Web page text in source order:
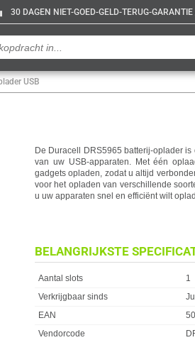
30 DAGEN NIET-GOED-GELD-TERUG-
USB
De Duracell DRS5965 batterij-oplader
van uw USB-apparaten. Met één
gadgets opladen, zodat u altijd
voor het opladen van verschillende
u uw apparaten snel en efficiënt wilt
BELANGRIJKSTE
Eigenschap
Aantal slots
1
Verkrijgbaar sinds
EAN
Vendorcode